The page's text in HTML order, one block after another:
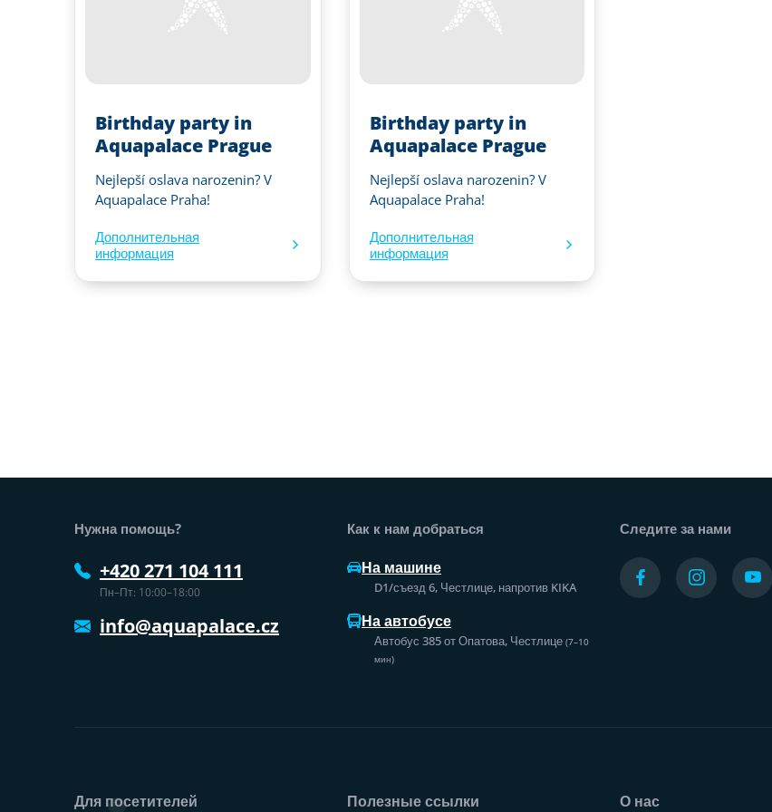
Birthday party in
Aquapalace Prague
Nejlepší oslava narozenin? V
Aquapalace Praha!
Дополнительная
информация
Birthday party in
Aquapalace Prague
Nejlepší oslava narozenin? V
Aquapalace Praha!
Дополнительная
информация
Нужна помощь?
+420 271 104 111
Пн–Пт: 10:00–18:00
info@aquapalace.cz
Как к нам добраться
На машине
D1/съезд 6, Честлице, напротив KIKA
На автобусе
Автобус 385 от Опатова, Честлице (7–10
мин)
Следите за нами
Для посетителей Полезные ссылки О нас